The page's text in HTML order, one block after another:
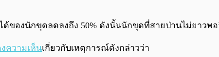
ด้ของนักขุดลดลงถึง 50% ดังนั้นนักขุดที่สายป่านไม่ยาวพ
ความเห็นเกี่ยวกับเหตุการณ์ดังกล่าวว่า